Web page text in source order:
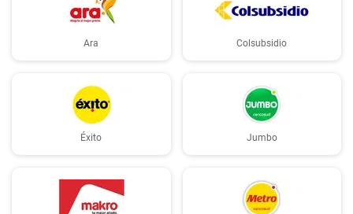
Ara Colsubsidio
Éxito Jumbo